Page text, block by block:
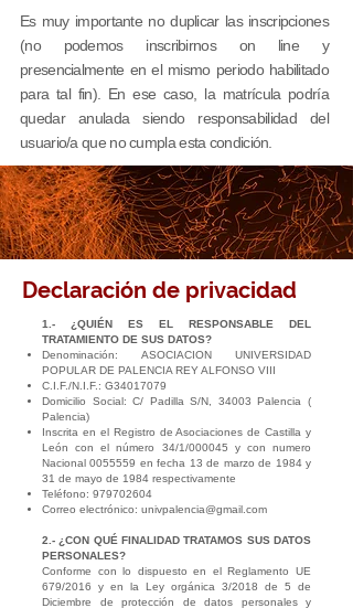
Es muy importante no duplicar las inscripciones
(no podemos inscribirnos on line y
presencialmente en el mismo periodo habilitado
para tal fin). En ese caso, la matrícula podría
quedar anulada siendo responsabilidad del
usuario/a que no cumpla esta condición.
Declaración de privacidad
1.- ¿QUIÉN ES EL RESPONSABLE DEL
TRATAMIENTO DE SUS DATOS?
Denominación: ASOCIACION UNIVERSIDAD
POPULAR DE PALENCIA REY ALFONSO VIII
C.I.F./N.I.F.: G34017079
Domicilio Social: C/ Padilla S/N, 34003 Palencia (
Palencia)
Inscrita en el Registro de Asociaciones de Castilla y
León con el número 34/1/000045 y con numero
Nacional0055559 en fecha 13 de marzo de 1984 y
31 de mayo de 1984 respectivamente
Teléfono: 979702604
Correo electrónico: univpalencia@gmail.com
2.- ¿CON QUÉ FINALIDAD TRATAMOS SUS DATOS
PERSONALES?
Conforme con lo dispuesto en el Reglamento UE
679/2016 y en la Ley orgánica 3/2018 de 5 de
Diciembre de protección de datos personales y